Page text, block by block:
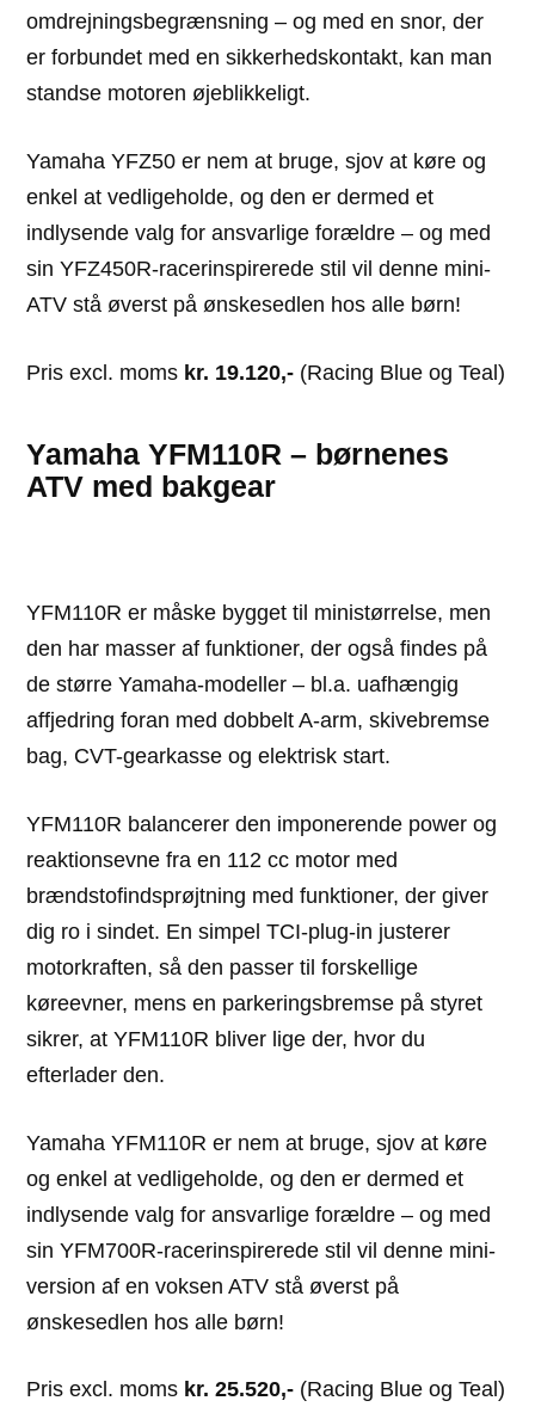
omdrejningsbegrænsning – og med en snor, der
er forbundet med en sikkerhedskontakt, kan man
standse motoren øjeblikkeligt.
Yamaha YFZ50 er nem at bruge, sjov at køre og
enkel at vedligeholde, og den er dermed et
indlysende valg for ansvarlige forældre – og med
sin YFZ450R-racerinspirerede stil vil denne mini-
ATV stå øverst på ønskesedlen hos alle børn!
Pris excl. moms kr. 19.120,- (Racing Blue og Teal)
Yamaha YFM110R – børnenes
ATV med bakgear
YFM110R er måske bygget til ministørrelse, men
den har masser af funktioner, der også findes på
de større Yamaha-modeller – bl.a. uafhængig
affjedring foran med dobbelt A-arm, skivebremse
bag, CVT-gearkasse og elektrisk start.
YFM110R balancerer den imponerende power og
reaktionsevne fra en 112 cc motor med
brændstofindsprøjtning med funktioner, der giver
dig ro i sindet. En simpel TCI-plug-in justerer
motorkraften, så den passer til forskellige
køreevner, mens en parkeringsbremse på styret
sikrer, at YFM110R bliver lige der, hvor du
efterlader den.
Yamaha YFM110R er nem at bruge, sjov at køre
og enkel at vedligeholde, og den er dermed et
indlysende valg for ansvarlige forældre – og med
sin YFM700R-racerinspirerede stil vil denne mini-
version af en voksen ATV stå øverst på
ønskesedlen hos alle børn!
Pris excl. moms kr. 25.520,- (Racing Blue og Teal)